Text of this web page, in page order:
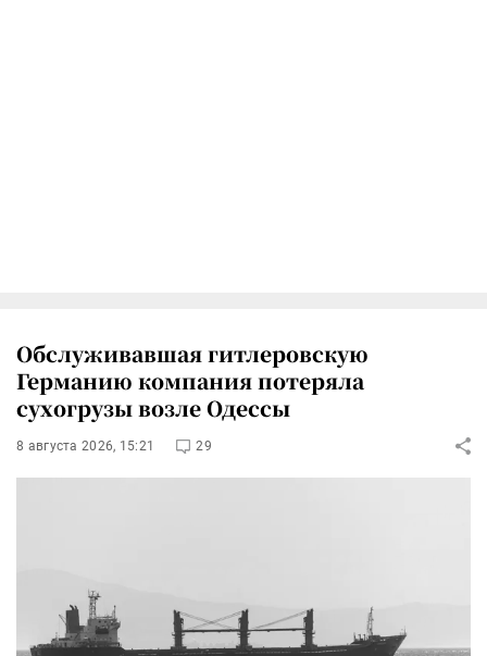
Обслуживавшая гитлеровскую
Германию компания потеряла
сухогрузы возле Одессы
8 августа 2026, 15:21 29